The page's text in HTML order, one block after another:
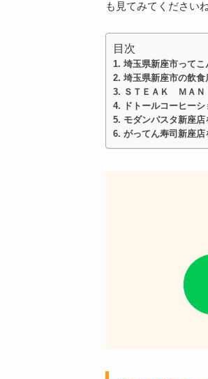
も見てみてくださいね
目次
埼玉県新座市ってこ
埼玉県新座市の飲食
ＳＴＥＡＫ ＭＡＮ
ドトールコーヒー
モダンパスタ新座
がってん寿司新座